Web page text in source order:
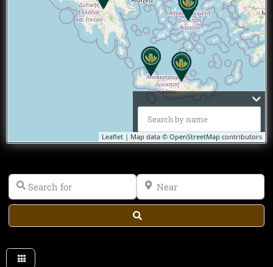
Leaflet | Map data © OpenStreetMap contributors
Search
for
Near